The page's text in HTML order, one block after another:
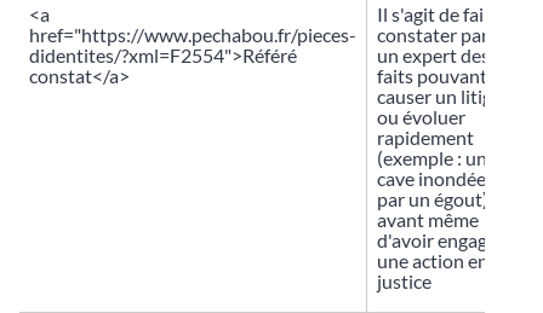
<a
href="https://www.pechabou.fr/pieces-
didentites/?xml=F2554">Référé
constat</a>
Il s'agit de faire
constater par
un expert des
faits pouvant
causer un litige
ou évoluer
rapidement
(exemple : une
cave inondée
par un égout)
avant même
d'avoir engagé
une action en
justice